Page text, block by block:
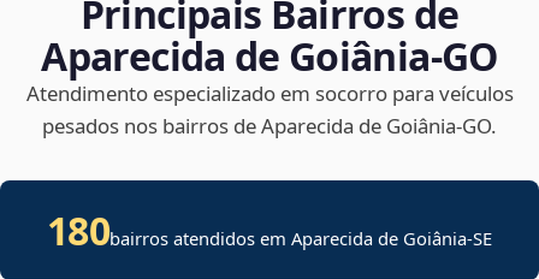
Principais Bairros de
Aparecida de Goiânia‑GO
Atendimento especializado em socorro para veículos
pesados nos bairros de Aparecida de Goiânia‑GO.
180bairros atendidos emAparecida de Goiânia-SE